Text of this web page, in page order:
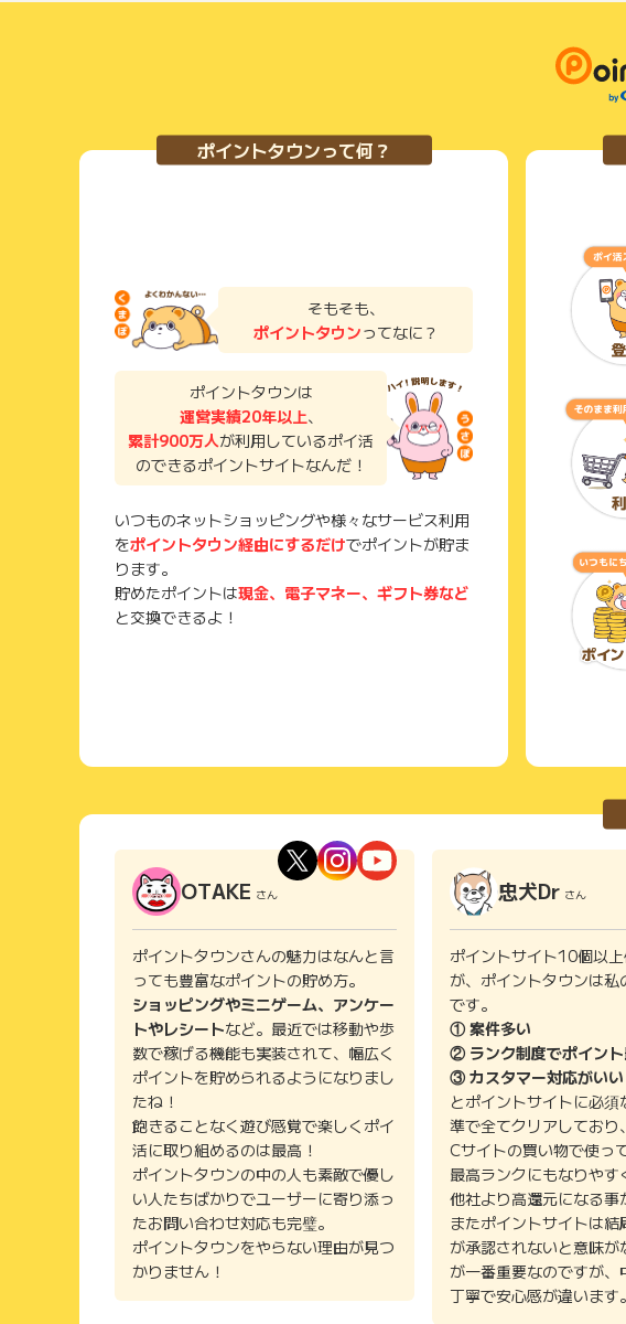
ポイントタウンって何？
そもそも、
ポイントタウンってなに？
ポイントタウンは
運営実績20年以上、
累計900万人が利用しているポイ活
のできるポイントサイトなんだ！
いつものネットショッピングや様々なサービス利用
をポイントタウン経由にするだけでポイントが貯ま
ります。
貯めたポイントは現金、電子マネー、ギフト券など
と交換できるよ！
OTAKE さん
ポイントタウンさんの魅力はなんと言
っても豊富なポイントの貯め方。
ショッピングやミニゲーム、アンケー
トやレシートなど。最近では移動や歩
数で稼げる機能も実装されて、幅広く
ポイントを貯められるようになりまし
たね！
飽きることなく遊び感覚で楽しくポイ
活に取り組めるのは最高！
ポイントタウンの中の人も素敵で優し
い人たちばかりでユーザーに寄り添っ
たお問い合わせ対応も完璧。
ポイントタウンをやらない理由が見つ
かりません！
忠犬Dr さん
ポイントサイト10個以
が、ポイントタウンは私
です。
① 案件多い
② ランク制度でポイン
③ カスタマー対応がいい
とポイントサイトに必須
準で全てクリアしてお
Cサイトの買い物で使っ
最高ランクにもなりやす
他社より高還元になる事
またポイントサイトは結
が承認されないと意味
が一番重要なのですが、
丁寧で安心感が違います。